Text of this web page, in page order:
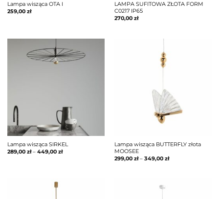
Lampa wisząca OTA I
259,00 zł
LAMPA SUFITOWA ZŁOTA FORM
C0217 IP65
270,00 zł
Lampa wisząca SIRKEL
289,00 zł– 449,00 zł
Lampa wisząca BUTTERFLY złota
MOOSEE
299,00 zł– 349,00 zł